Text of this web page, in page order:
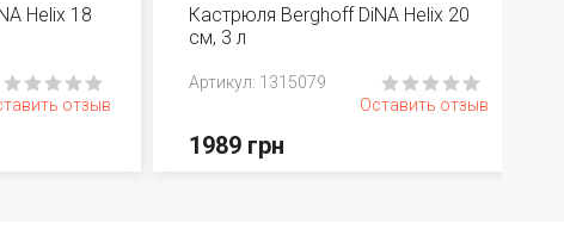
Helix 18
отзыв
Кастрюля Berghoff DiNA Helix 20
см, 3 л
Aртикул: 1315079
Оставить отзыв
1989 грн